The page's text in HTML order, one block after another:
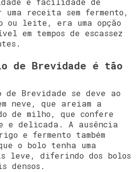
receita sem fermento,
leite, era uma opção
em tempos de escassez
de Brevidade é tão
de Brevidade se deve ao
neve, que areiam a
de milho, que confere
e delicada. A ausência
e fermento também
o bolo tenha uma
leve, diferindo dos bolos
densos.